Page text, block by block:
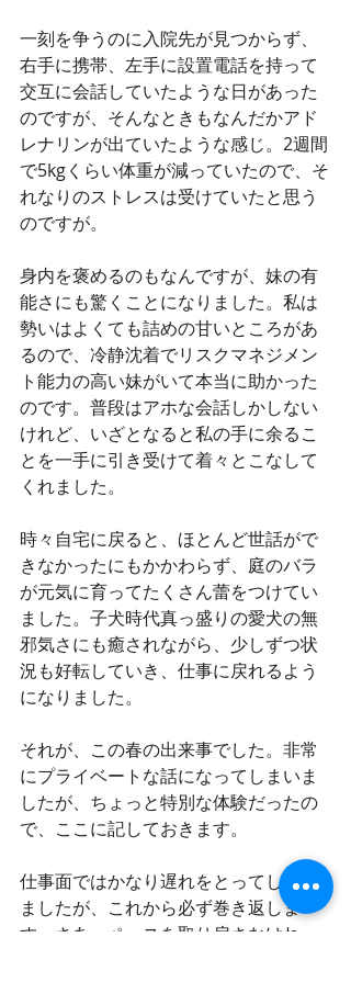
一刻を争うのに入院先が見つからず、
右手に携帯、左手に設置電話を持って
交互に会話していたような日があった
のですが、そんなときもなんだかアド
レナリンが出ていたような感じ。2週間
で5kgくらい体重が減っていたので、そ
れなりのストレスは受けていたと思う
のですが。
身内を褒めるのもなんですが、妹の有
能さにも驚くことになりました。私は
勢いはよくても詰めの甘いところがあ
るので、冷静沈着でリスクマネジメン
ト能力の高い妹がいて本当に助かった
のです。普段はアホな会話しかしない
けれど、いざとなると私の手に余るこ
とを一手に引き受けて着々とこなして
くれました。
時々自宅に戻ると、ほとんど世話がで
きなかったにもかかわらず、庭のバラ
が元気に育ってたくさん蕾をつけてい
ました。子犬時代真っ盛りの愛犬の無
邪気さにも癒されながら、少しずつ状
況も好転していき、仕事に戻れるよう
になりました。
それが、この春の出来事でした。非常
にプライベートな話になってしまいま
したが、ちょっと特別な体験だったの
で、ここに記しておきます。
仕事面ではかなり遅れをとってしまい
ましたが、これから必ず巻き返しま
す。さあ、ペースを取り戻さなけれ